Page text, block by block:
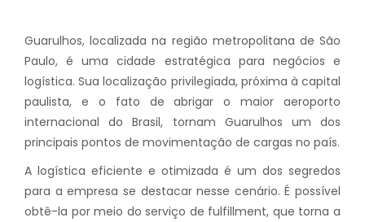
Guarulhos, localizada na região metropolitana de São
Paulo, é uma cidade estratégica para negócios e
logística. Sua localização privilegiada, próxima à capital
paulista, e o fato de abrigar o maior aeroporto
internacional do Brasil, tornam Guarulhos um dos
principais pontos de movimentação de cargas no país.
A logística eficiente e otimizada é um dos segredos
para a empresa se destacar nesse cenário. É possível
obtê-la por meio do serviço de fulfillment, que torna a